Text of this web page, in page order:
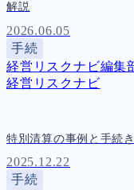
解説
2026.06.05
手続
経営リスクナビ編集
経営リスクナビ
特別清算の事例と手続
2025.12.22
手続